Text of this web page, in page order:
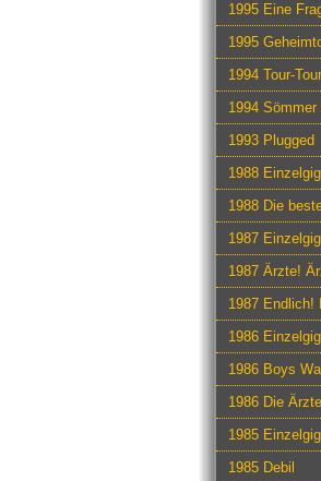
1995 Eine
1995
1994 Tour-Tour
1994 Sömmer
1993 Plugged
1988
1988 Die
1987
1987 Ärzte!
1987 Endlich!
1986
1986 Boys
1986 Die
1985
1985 Debil